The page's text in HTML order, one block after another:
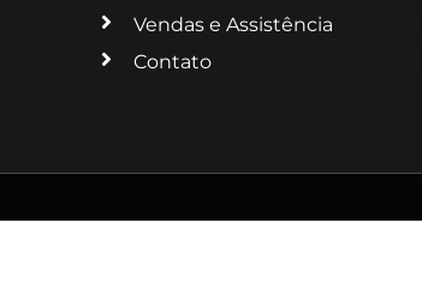
Vendas e Assistência
Contato